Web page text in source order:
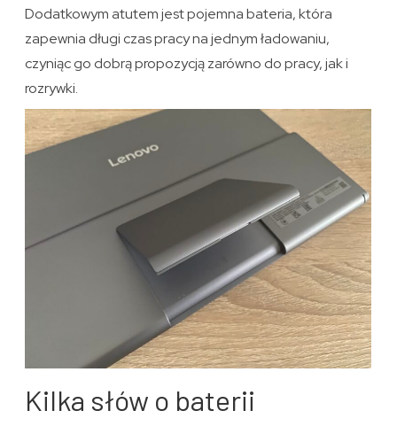
Dodatkowym atutem jest pojemna bateria, która
zapewnia długi czas pracy na jednym ładowaniu,
czyniąc go dobrą propozycją zarówno do pracy, jak i
rozrywki.
Kilka słów o baterii